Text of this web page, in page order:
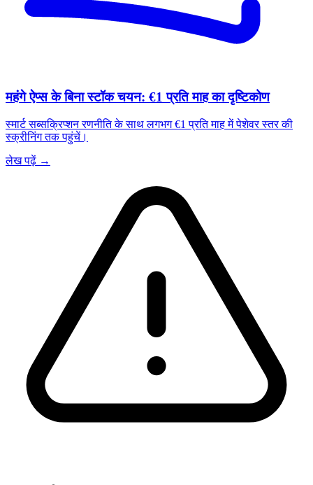
महंगे ऐप्स के बिना स्टॉक चयन: €1 प्रति माह का दृष्टिकोण
स्मार्ट सब्सक्रिप्शन रणनीति के साथ लगभग €1 प्रति माह में पेशेवर स्तर की
स्क्रीनिंग तक पहुंचें।
लेख पढ़ें →